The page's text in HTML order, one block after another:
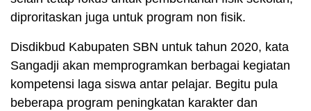
diproritaskan juga untuk program non fisik.
Disdikbud Kabupaten SBN untuk tahun 2020, kata
Sangadji akan memprogramkan berbagai kegiatan
kompetensi laga siswa antar pelajar. Begitu pula
beberapa program peningkatan karakter dan